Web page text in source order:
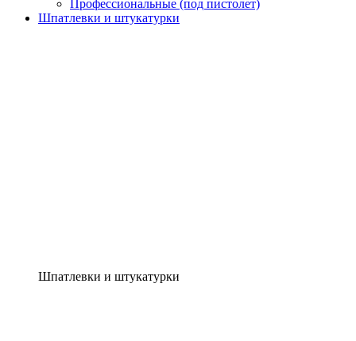
Профессиональные (под пистолет)
Шпатлевки и штукатурки
Шпатлевки и штукатурки